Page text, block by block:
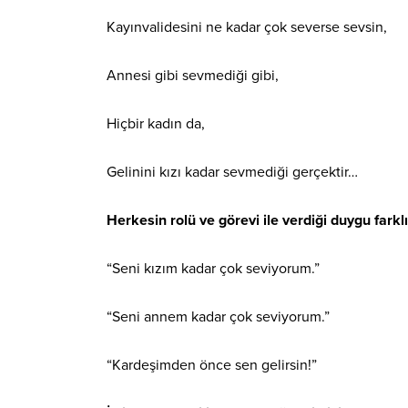
Kayınvalidesini ne kadar çok severse sevsin,
Annesi gibi sevmediği gibi,
Hiçbir kadın da,
Gelinini kızı kadar sevmediği gerçektir…
Herkesin rolü ve görevi ile verdiği duygu
“Seni kızım kadar çok seviyorum.”
“Seni annem kadar çok seviyorum.”
“Kardeşimden önce sen gelirsin!”